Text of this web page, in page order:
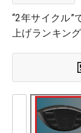
“2年サイクル”
上げランキン